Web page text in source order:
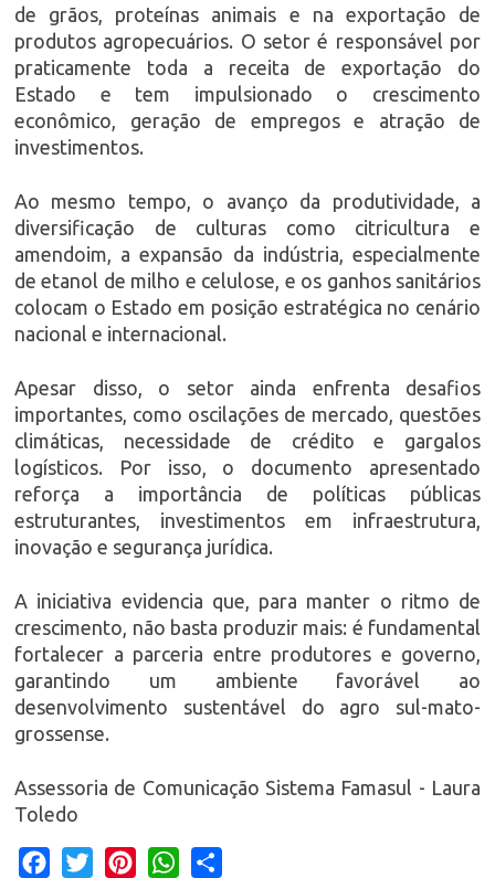
de grãos, proteínas animais e na exportação de
produtos agropecuários. O setor é responsável por
praticamente toda a receita de exportação do
Estado e tem impulsionado o crescimento
econômico, geração de empregos e atração de
investimentos.
Ao mesmo tempo, o avanço da produtividade, a
diversificação de culturas como citricultura e
amendoim, a expansão da indústria, especialmente
de etanol de milho e celulose, e os ganhos sanitários
colocam o Estado em posição estratégica no cenário
nacional e internacional.
Apesar disso, o setor ainda enfrenta desafios
importantes, como oscilações de mercado, questões
climáticas, necessidade de crédito e gargalos
logísticos. Por isso, o documento apresentado
reforça a importância de políticas públicas
estruturantes, investimentos em infraestrutura,
inovação e segurança jurídica.
A iniciativa evidencia que, para manter o ritmo de
crescimento, não basta produzir mais: é fundamental
fortalecer a parceria entre produtores e governo,
garantindo um ambiente favorável ao
desenvolvimento sustentável do agro sul-mato-
grossense.
Assessoria de Comunicação Sistema Famasul - Laura
Toledo
Facebook
Twitter PinterestWhatsApp